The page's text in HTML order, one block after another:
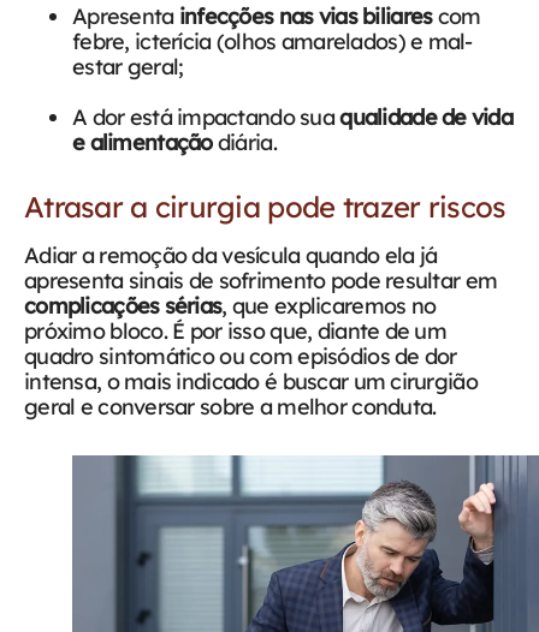
Apresenta infecções nas vias biliarescom
febre, icterícia (olhos amarelados) e mal-
estar geral;
A dor está impactando suaqualidade de vida
e alimentaçãodiária.
Atrasar a cirurgia pode trazer riscos
Adiar a remoção da vesícula quando ela já
apresenta sinais de sofrimento pode resultar em
complicações sérias, que explicaremos no
próximo bloco. É por isso que, diante de um
quadro sintomático ou com episódios de dor
intensa, o mais indicado é buscar um cirurgião
geral e conversar sobre a melhor conduta.